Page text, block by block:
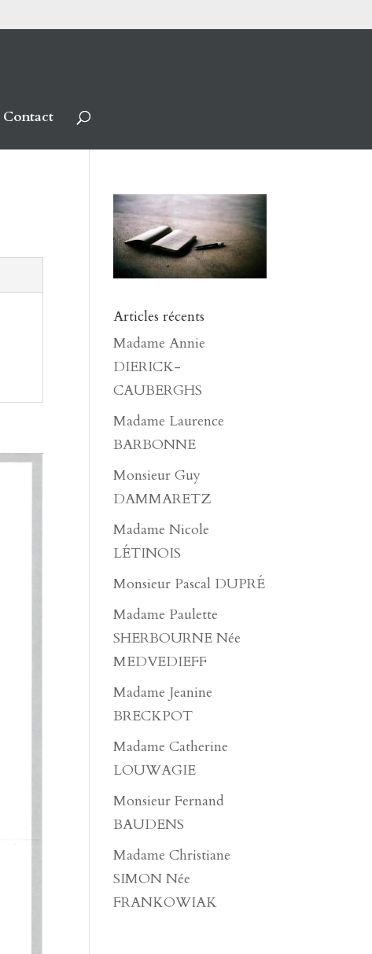
Contact
Articles récents
Madame Annie
DIERICK-
CAUBERGHS
Madame Laurence
BARBONNE
Monsieur Guy
DAMMARETZ
Madame Nicole
LÉTINOIS
Monsieur Pascal DUPRÉ
Madame Paulette
SHERBOURNE Née
MEDVEDIEFF
Madame Jeanine
BRECKPOT
Madame Catherine
LOUWAGIE
Monsieur Fernand
BAUDENS
Madame Christiane
SIMON Née
FRANKOWIAK